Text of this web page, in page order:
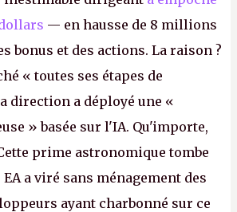
— en hausse de 8 millions
bonus et des actions. La raison ?
« toutes ses étapes de
direction a déployé une «
» basée sur l'IA. Qu'importe,
prime astronomique tombe
a viré sans ménagement des
ayant charbonné sur ce